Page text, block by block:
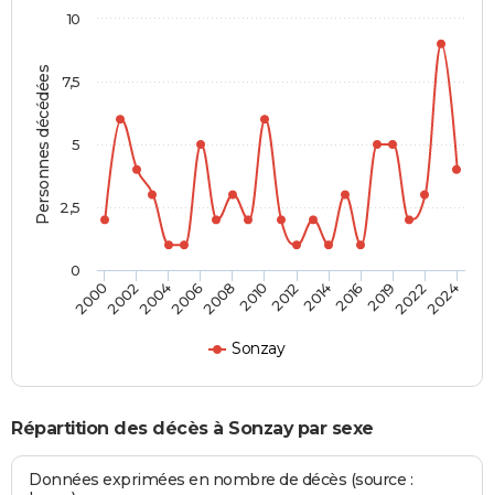
Personnes décédées
Sonzay
200020022004200620082010201220142016201920222024
0
2,5
5
7,5
10
Répartition des décès à Sonzay par sexe
Données exprimées en nombre de décès (source :